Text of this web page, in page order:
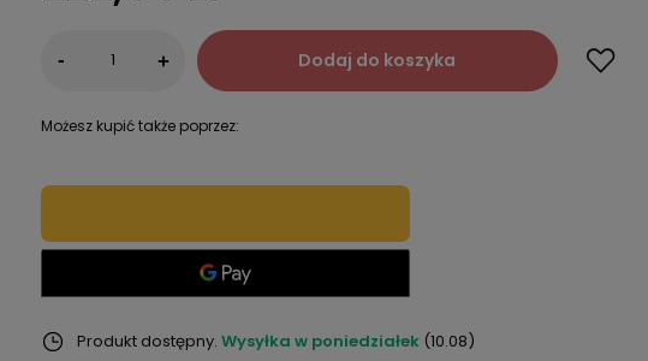
- + Dodaj do koszyka
Możesz kupić także poprzez:
Produkt dostępny Wysyłka w poniedziałek (10.08)